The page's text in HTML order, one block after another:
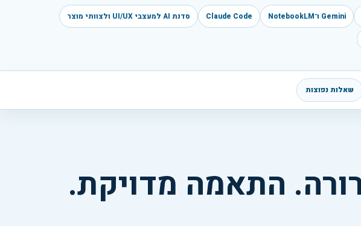
Gemini ו־NotebookLM Claude Code סדנת AI למעצבי UI/UX ולצוותי מוצר
שאלות נפוצות
התאמה מדויקת.